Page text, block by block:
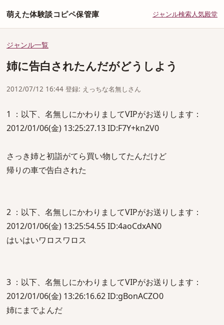
萌えた体験談コピペ保管庫 ジャンル検索人気殿堂
ジャンル一覧
姉に告白されたんだがどうしよう
2012/07/12 16:44 登録: えっちな名無しさん
1 ：以下、名無しにかわりましてVIPがお送りします：
2012/01/06(金) 13:25:27.13 ID:F7Y+kn2V0
さっき姉と初詣がてら買い物してたんだけど
帰りの車で告白された
2 ：以下、名無しにかわりましてVIPがお送りします：
2012/01/06(金) 13:25:54.55 ID:4aoCdxAN0
はいはいワロスワロス
3 ：以下、名無しにかわりましてVIPがお送りします：
2012/01/06(金) 13:26:16.62 ID:gBonACZO0
姉にまでよんだ